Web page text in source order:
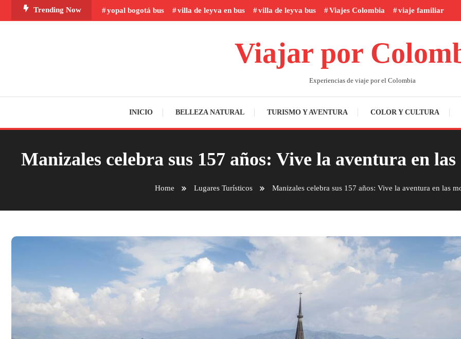
To
Trending Now yopal bogotá bus villa de leyva en bus villa de leyva bus Viajes Colombia viaje familiar
Viajar por
Experiencias de viaje por el Colombia
INICIO BELLEZA NATURAL TURISMO Y AVENTURA COLOR Y CULTURA
Manizales celebra sus 157 años: Vive la aventura en
Home Lugares Turísticos Manizales celebra sus 157 años: Vive la aventura en las